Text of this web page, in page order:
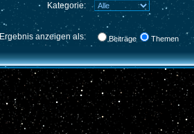
Kategorie:
Ergebnis anzeigen als: Beiträge Themen